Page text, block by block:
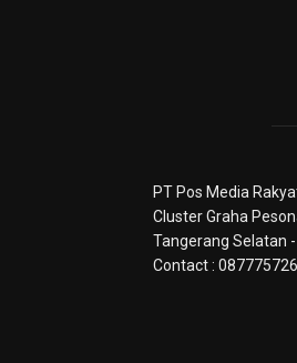
PT Pos Media
Cluster Graha
Tangerang Selatan
Contact :